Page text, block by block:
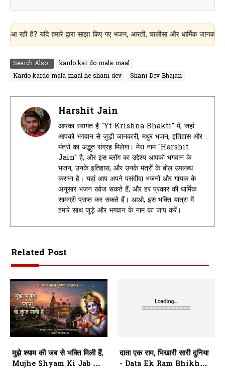
यदि हमारे द्वारा साझा किए गए भजन, आरती, चालीसा और धार्मिक जानकारी
Search Also..
kardo kar do mala maal
Kardo kardo mala maal he shani dev
Shani Dev Bhajan
Harshit Jain
आपका स्वागत है "Yt Krishna Bhakti" में, जहां
आपको भगवान से जुड़ी जानकारी, मधुर भजन, इतिहास और
मंत्रों का अद्भुत संग्रह मिलेगा। मेरा नाम "Harshit
Jain" है, और इस ब्लॉग का उद्देश्य आपको भगवान के
भजन, उनके इतिहास, और उनके मंत्रों के बोल उपलब्ध
कराना है। यहां आप अपने पसंदीदा भजनों और गायक के
अनुसार भजन खोज सकते हैं, और हर प्रकार की धार्मिक
सामग्री प्राप्त कर सकते हैं। आओ, इस भक्ति यात्रा में
हमारे साथ जुड़े और भगवान के नाम का जाप करें।
Related Post
मुझे श्याम की जब से भक्ति मिली हैं,
Mujhe Shyam Ki Jab Se
दाता एक राम, भिखारी सारी दुनिया
- Data Ek Ram Bhikhari